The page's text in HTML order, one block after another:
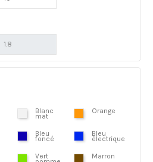
Blanc
mat
Orange
Bleu
foncé
Bleu
électrique
Vert Marron